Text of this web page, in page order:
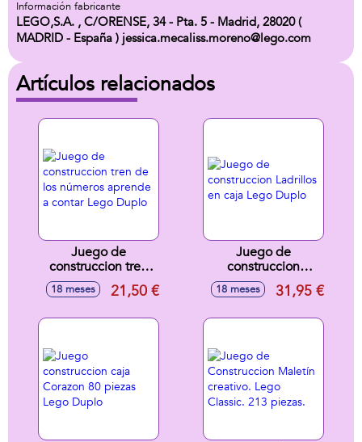
Información fabricante
LEGO,S.A. , C/ORENSE, 34 - Pta. 5 - Madrid, 28020 (
MADRID - España ) jessica.mecaliss.moreno@lego.com
Artículos relacionados
Juego de
construccion tren
de los números
aprende a contar
18 meses 21,50 €
Juego de
construccion
Ladrillos en caja
Lego Duplo
18 meses 31,95 €